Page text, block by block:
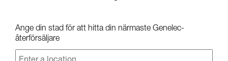
Ange din stad för att hitta din närmaste Genelec-
återförsäljare